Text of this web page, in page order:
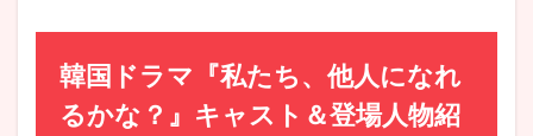
韓国ドラマ『私たち、他人になれ
るかな？』キャスト＆登場人物紹